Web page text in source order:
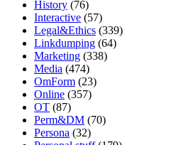
History (76)
Interactive (57)
Legal&Ethics (339)
Linkdumping (64)
Marketing (338)
Media (474)
OmForm (23)
Online (357)
OT (87)
Perm&DM (70)
Persona (32)